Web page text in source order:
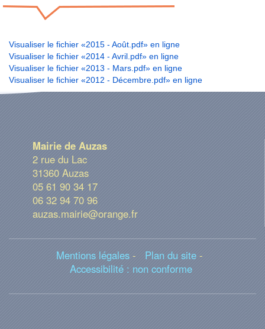
Visualiser le fichier «2015 - Août.pdf» en ligne
Visualiser le fichier «2014 - Avril.pdf» en ligne
Visualiser le fichier «2013 - Mars.pdf» en ligne
Visualiser le fichier «2012 - Décembre.pdf» en ligne
Mairie de Auzas
2 rue du Lac
31360 Auzas
05 61 90 34 17
06 32 94 70 96
auzas.mairie@orange.fr
Mentions légales - Plan du site -
Accessibilité : non conforme